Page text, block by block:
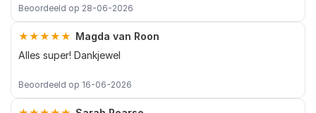
Beoordeeld op 28-06-2026
★★★★★ Magda van Roon
Alles super! Dankjewel
Beoordeeld op 16-06-2026